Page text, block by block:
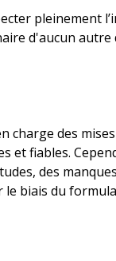
pleinement
d'aucun
charge des
et fiables.
des
biais du